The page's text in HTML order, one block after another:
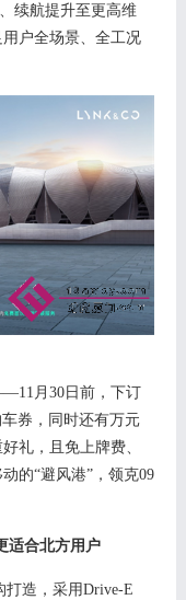
续航提升至更高维
户全场景、全工况
11月30日 前， 下订
券 ，同时还有万元
礼，且免上牌费、
的“避风港”，领克09
适合北方用户
打造，采用Drive-E